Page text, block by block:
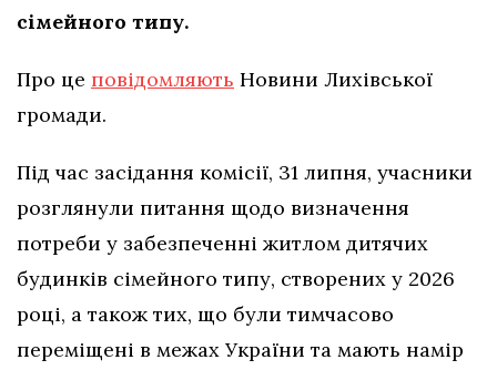
сімейного типу.
Про це повідомляють Новини Лихівської
громади.
Під час засідання комісії, 31 липня, учасники
розглянули питання щодо визначення
потреби у забезпеченні житлом дитячих
будинків сімейного типу, створених у 2026
році, а також тих, що були тимчасово
переміщені в межах України та мають намір